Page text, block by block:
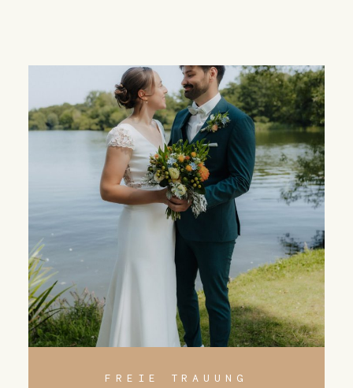
FREIE TRAUUNG
Blog
Kontakt